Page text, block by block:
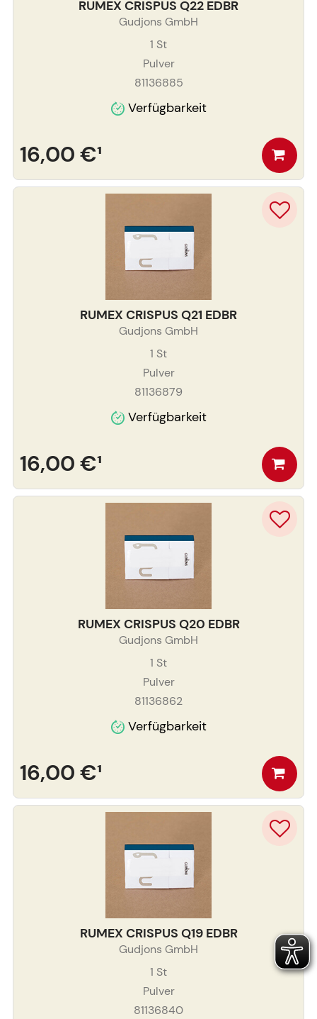
RUMEX CRISPUS Q22 EDBR
Gudjons GmbH
1 St
Pulver
81136885
Verfügbarkeit
16,00 €¹
RUMEX CRISPUS Q21 EDBR
Gudjons GmbH
1 St
Pulver
81136879
Verfügbarkeit
16,00 €¹
RUMEX CRISPUS Q20 EDBR
Gudjons GmbH
1 St
Pulver
81136862
Verfügbarkeit
16,00 €¹
RUMEX CRISPUS Q19 EDBR
Gudjons GmbH
1 St
Pulver
81136840